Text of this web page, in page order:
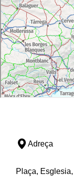
Adreça
Plaça,